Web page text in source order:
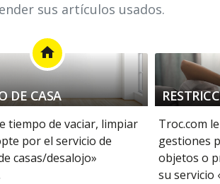
sus artículos usados.
home
DE CASA
tiempo de vaciar, limpiar
por el servicio de
casas/desalojo»
Troc.com
gestiones
objetos o
su servicio